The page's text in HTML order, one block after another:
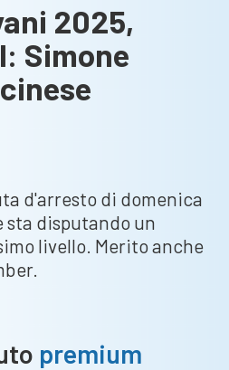
2025,
Simone
d'arresto di domenica
sta disputando un
livello. Merito anche
premium